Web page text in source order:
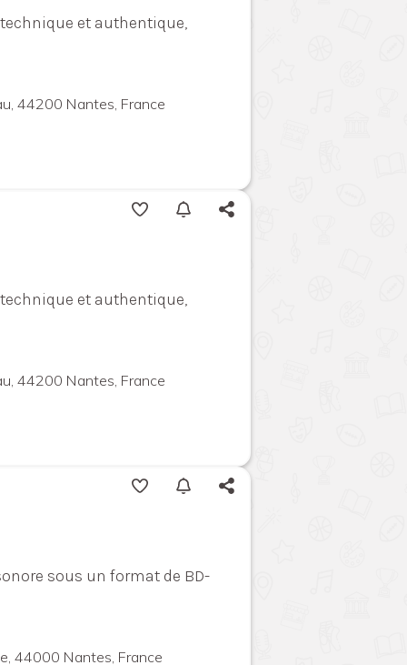
et authentique,
44200 Nantes, France
et authentique,
44200 Nantes, France
sous un format de BD-
44000 Nantes, France